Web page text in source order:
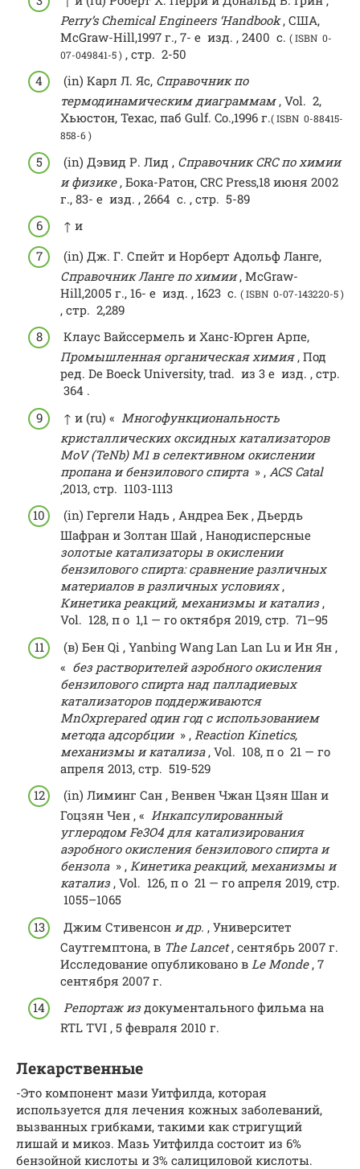
Perry’s Chemical Engineers ‘Handbook, США,
McGraw-Hill,1997 г., 7- е изд. , 2400 с. ( ISBN 0-
07-049841-5 ) , стр. 2-50
(in) Карл Л. Яс, Справочник по
термодинамическим диаграммам, Vol. 2,
Хьюстон, Техас, паб Gulf. Co.,1996 г.( ISBN 0-88415-
858-6 )
(in) Дэвид Р. Лид , Справочник CRC по химии
и физике, Бока-Ратон, CRC Press,18 июня 2002
г., 83- е изд. , 2664 с. , стр. 5-89
↑ и
(in) Дж. Г. Спейт и Норберт Адольф Ланге,
Справочник Ланге по химии, McGraw-
Hill,2005 г., 16- е изд. , 1623 с. ( ISBN 0-07-143220-5 )
, стр. 2,289
Клаус Вайссермель и Ханс-Юрген Арпе,
Промышленная органическая химия, Под
ред. De Boeck University, trad. из 3 е изд. , стр.
364 .
↑ и (ru) « Многофункциональность
кристаллических оксидных катализаторов
MoV (TeNb) M1 в селективном окислении
пропана и бензилового спирта» , ACS Catal
,2013, стр. 1103-1113
(in) Гергели Надь , Андреа Бек , Дьердь
Шафран и Золтан Шай , Нанодисперсные
золотые катализаторы в окислении
бензилового спирта: сравнение различных
материалов в различных условиях,
Кинетика реакций, механизмы и катализ,
Vol. 128, п о 1,1 — го октября 2019, стр. 71–95
(в) Бен Qi , Yanbing Wang Lan Lan Lu и Ин Ян ,
« без растворителей аэробного окисления
бензилового спирта над палладиевых
катализаторов поддерживаются
MnOxprepared один год с использованием
метода адсорбции» , Reaction Kinetics,
механизмы и катализа, Vol. 108, п о 21 — го
апреля 2013, стр. 519-529
(in) Лиминг Сан , Венвен Чжан Цзян Шан и
Гоцзян Чен , « Инкапсулированный
углеродом Fe3O4 для катализирования
аэробного окисления бензилового спирта и
бензола» , Кинетика реакций, механизмы и
катализ, Vol. 126, п о 21 — го апреля 2019, стр.
1055–1065
Джим Стивенсон и др. , Университет
Саутгемптона, в The Lancet, сентябрь 2007 г.
Исследование опубликовано в Le Monde, 7
сентября 2007 г.
Репортаж издокументального фильма на
RTL TVI , 5 февраля 2010 г.
Лекарственные
-Это компонент мази Уитфилда, которая
используется для лечения кожных заболеваний,
вызванных грибками, такими как стригущий
лишай и микоз. Мазь Уитфилда состоит из 6%
бензойной кислоты и 3% салициловой кислоты.